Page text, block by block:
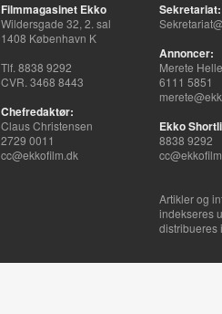
Filmmagasinet Ekko
Wildersgade 32, 2. sal
1408 København K
Tlf. 8838 9292
CVR. 3468 8443
Chefredaktør:
Claus Christensen
2729 0011
cc@ekkofilm.dk
Sekretariat:
Annoncer:
Merete
6111 5851
Ekko
8838 9292
Artikler og
indekseres
distribueres